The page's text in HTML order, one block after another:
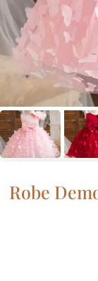
Robe